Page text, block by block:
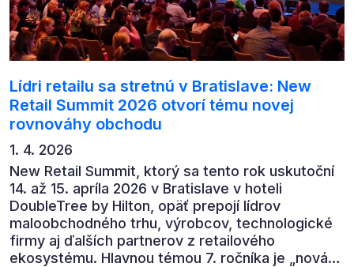
Lídri retailu sa stretnú v Bratislave: New
Retail Summit 2026 otvorí tému novej
rovnováhy obchodu
1. 4. 2026
New Retail Summit, ktorý sa tento rok uskutoční
14. až 15. apríla 2026 v Bratislave v hoteli
DoubleTree by Hilton, opäť prepojí lídrov
maloobchodného trhu, výrobcov, technologické
firmy aj ďalších partnerov z retailového
ekosystému. Hlavnou témou 7. ročníka je „nová